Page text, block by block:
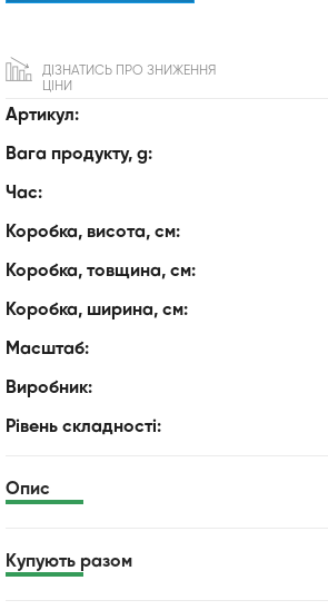
Артикул:
Вага продукту, g:
Час:
Коробка, висота, см:
Коробка, товщина, см:
Коробка, ширина, см:
Масштаб:
Виробник:
Рівень складності:
ДІЗНАТИСЬ ПРО ЗНИЖЕННЯ
ЦІНИ
Опис
Купують разом